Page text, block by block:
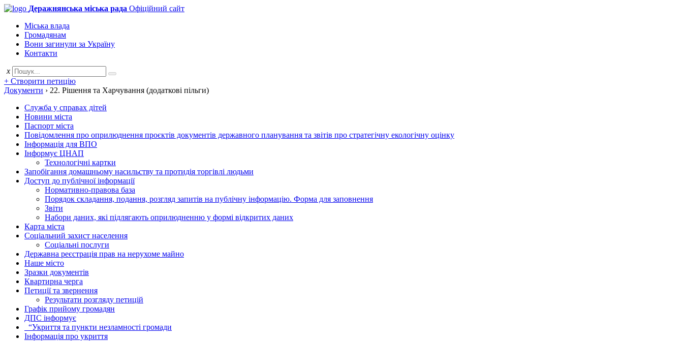
Деражнянська міська рада Офіційний сайт
Міська влада
Громадянам
Вони загинули за Україну
Контакти
x
+ Створити петицію
Документи › 22. Рішення та Харчування (додаткові пільги)
Служба у справах дітей
Новини міста
Паспорт міста
Повідомлення про оприлюднення проєктів документів державного планування та звітів про стратегічну екологічну оцінку
Інформація для ВПО
Інформує ЦНАП
Технологічні картки
Запобігання домашньому насильству та протидія торгівлі людьми
Доступ до публічної інформації
Нормативно-правова база
Порядок складання, подання, розгляд запитів на публічну інформацію. Форма для заповнення
Звіти
Набори даних, які підлягають оприлюдненню у формі відкритих даних
Карта міста
Соціальний захист населення
Соціальні послуги
Державна реєстрація прав на нерухоме майно
Наше місто
Зразки документів
Квартирна черга
Петиції та звернення
Результати розгляду петицій
Графік прийому громадян
ДПС інформує
“Укриття та пункти незламності громади
Інформація про укриття